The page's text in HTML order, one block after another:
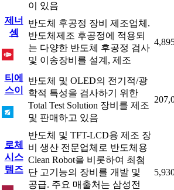
이 있음
제너
셈
반도체 후공정 장비 제조업체.
반도체제조 후공정에 적용되
는 다양한 반도체 후공정 검사
및 이송장비를 설계, 제조
티에
스이
반도체 및 OLED의 전기적/광
학적 특성을 검사하기 위한
Total Test Solution 장비를 제조
및 판매하고 있음
로체
시스
템즈
반도체 및 TFT-LCD용 제조 장
비 생산 전문업체로 반도체용
Clean Robot을 비롯하여 최첨
단 고기능의 장비를 개발 및
공급. 주요 매출처는 삼성전